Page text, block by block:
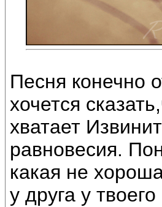
Песня конечно
хочется
хватает
равновесия.
какая не
у друга у